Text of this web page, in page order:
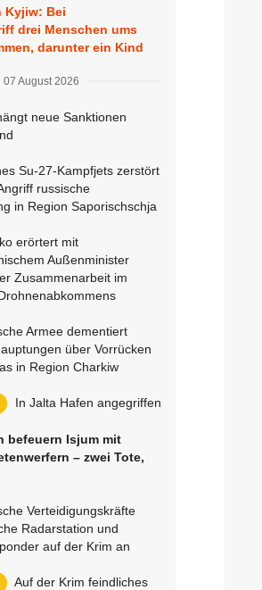
Kyjiw: Bei
drei Menschen ums
darunter ein Kind
07 August 2026
neue Sanktionen
Su-27-Kampfjets zerstört
russische
in Region Saporischschja
erörtert mit
Außenminister
Zusammenarbeit im
Armee dementiert
über Vorrücken
in Region Charkiw
In Jalta Hafen angegriffen
befeuern Isjum mit
– zwei Tote,
Verteidigungskräfte
Radarstation und
auf der Krim an
Auf der Krim feindliches